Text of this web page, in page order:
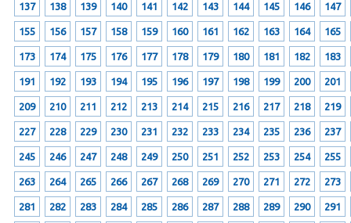
137 138 139 140 141 142 143 144 145 146 147
155 156 157 158 159 160 161 162 163 164 165
173 174 175 176 177 178 179 180 181 182 183
191 192 193 194 195 196 197 198 199 200 201
209 210 211 212 213 214 215 216 217 218 219
227 228 229 230 231 232 233 234 235 236 237
245 246 247 248 249 250 251 252 253 254 255
263 264 265 266 267 268 269 270 271 272 273
281 282 283 284 285 286 287 288 289 290 291